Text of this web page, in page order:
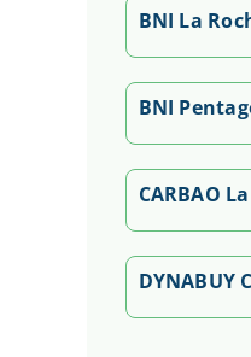
BNI La
BNI
CARBAO
DYNABUY